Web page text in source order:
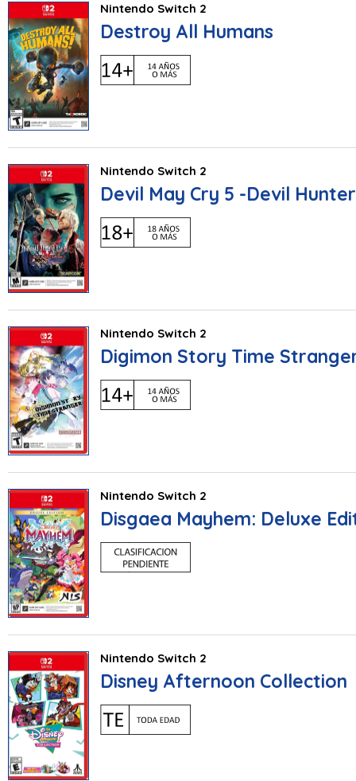
Nintendo Switch 2
Destroy All Humans
Nintendo Switch 2
Devil May Cry 5 -Devil
Nintendo Switch 2
Digimon Story Time
Nintendo Switch 2
Disgaea Mayhem: Deluxe
Nintendo Switch 2
Disney Afternoon Collection